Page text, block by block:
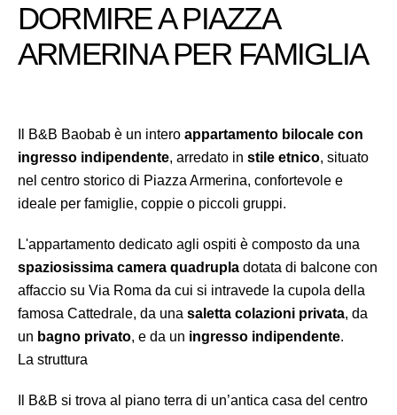
DORMIRE A PIAZZA
ARMERINA PER FAMIGLIA
Il B&B Baobab è un intero appartamento bilocale con
ingresso indipendente, arredato in stile etnico, situato
nel centro storico di Piazza Armerina, confortevole e
ideale per famiglie, coppie o piccoli gruppi.
L'appartamento dedicato agli ospiti è composto da una
spaziosissima camera quadrupla dotata di balcone con
affaccio su Via Roma da cui si intravede la cupola della
famosa Cattedrale, da una saletta colazioni privata, da
un bagno privato, e da un ingresso indipendente.
La struttura
Il B&B si trova al piano terra di un’antica casa del centro